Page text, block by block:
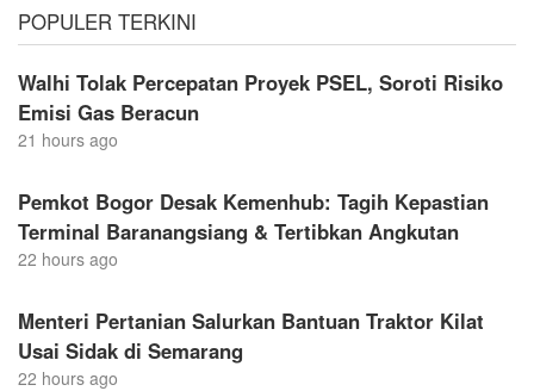
POPULER TERKINI
Walhi Tolak Percepatan Proyek PSEL, Soroti Risiko
Emisi Gas Beracun
21 hours ago
Pemkot Bogor Desak Kemenhub: Tagih Kepastian
Terminal Baranangsiang & Tertibkan Angkutan
22 hours ago
Menteri Pertanian Salurkan Bantuan Traktor Kilat
Usai Sidak di Semarang
22 hours ago